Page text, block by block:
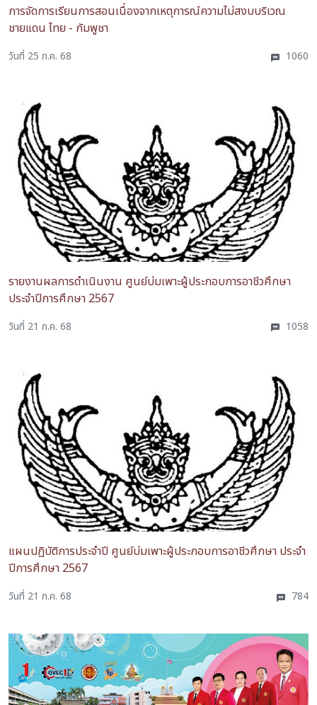
การจัดการเรียนการสอนเนื่องจากเหตุการณ์ความไม่สงบบริเวณ
ชายแดน ไทย - กัมพูชา
วันที่ 25 ก.ค. 68 1060
รายงานผลการดำเนินงาน ศูนย์บ่มเพาะผู้ประกอบการอาชีวศึกษา
ประจำปีการศึกษา 2567
วันที่ 21 ก.ค. 68 1058
แผนปฏิบัติการประจำปี ศูนย์บ่มเพาะผู้ประกอบการอาชีวศึกษา ประจำ
ปีการศึกษา 2567
วันที่ 21 ก.ค. 68 784